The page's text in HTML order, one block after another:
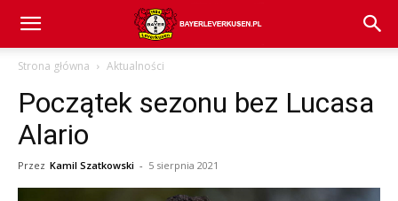
Bayer
Strona główna Aktualności
Początek sezonu bez Lucasa
Alario
Przez Kamil Szatkowski - 5 sierpnia 2021